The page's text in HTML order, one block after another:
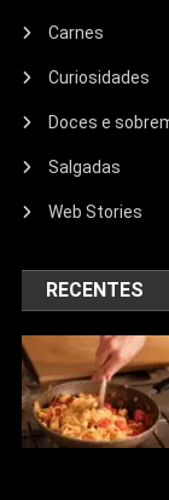
Carnes
Curiosidades
Doces e
Salgadas
Web Stories
RECENTES